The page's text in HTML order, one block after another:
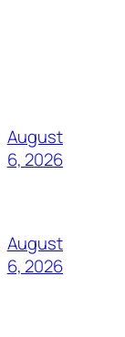
August
6, 2026
August
6, 2026